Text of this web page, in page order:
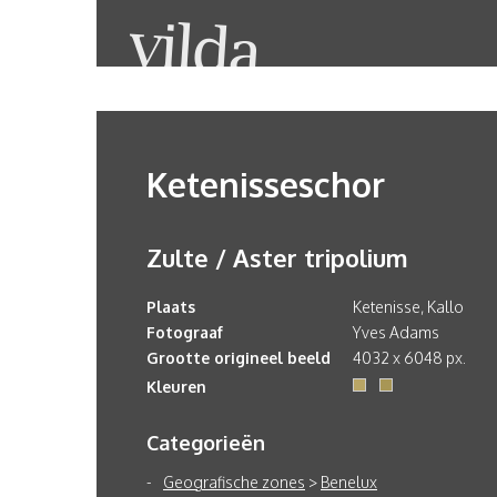
Ketenisseschor
Zulte / Aster tripolium
Plaats
Ketenisse, Kallo
Fotograaf
Yves Adams
Grootte origineel beeld
4032 x 6048 px.
Kleuren
Categorieën
Geografische zones > Benelux